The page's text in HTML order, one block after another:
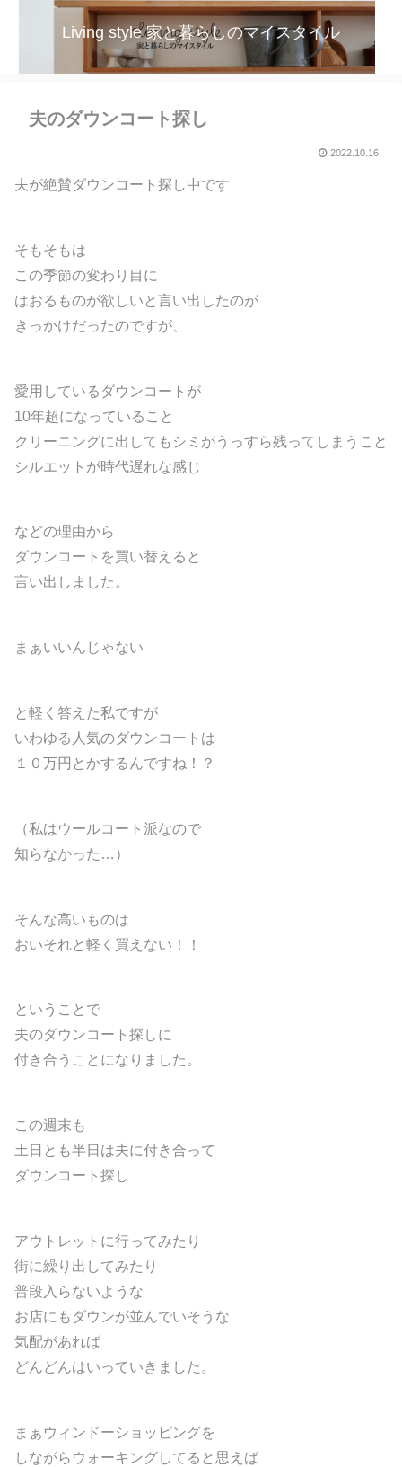
Living style 家と暮らしのマイスタイル
夫のダウンコート探し
2022.10.16
夫が絶賛ダウンコート探し中です
そもそもは
この季節の変わり目に
はおるものが欲しいと言い出したのが
きっかけだったのですが、
愛用しているダウンコートが
10年超になっていること
クリーニングに出してもシミがうっすら残ってしまうこと
シルエットが時代遅れな感じ
などの理由から
ダウンコートを買い替えると
言い出しました。
まぁいいんじゃない
と軽く答えた私ですが
いわゆる人気のダウンコートは
１０万円とかするんですね！？
（私はウールコート派なので
知らなかった…）
そんな高いものは
おいそれと軽く買えない！！
ということで
夫のダウンコート探しに
付き合うことになりました。
この週末も
土日とも半日は夫に付き合って
ダウンコート探し
アウトレットに行ってみたり
街に繰り出してみたり
普段入らないような
お店にもダウンが並んでいそうな
気配があれば
どんどんはいっていきました。
まぁウィンドーショッピングを
しながらウォーキングしてると思えば